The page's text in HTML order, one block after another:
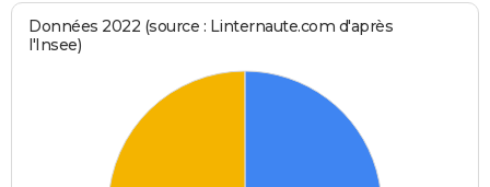
Données 2022 (source : Linternaute.com d'après
l'Insee)